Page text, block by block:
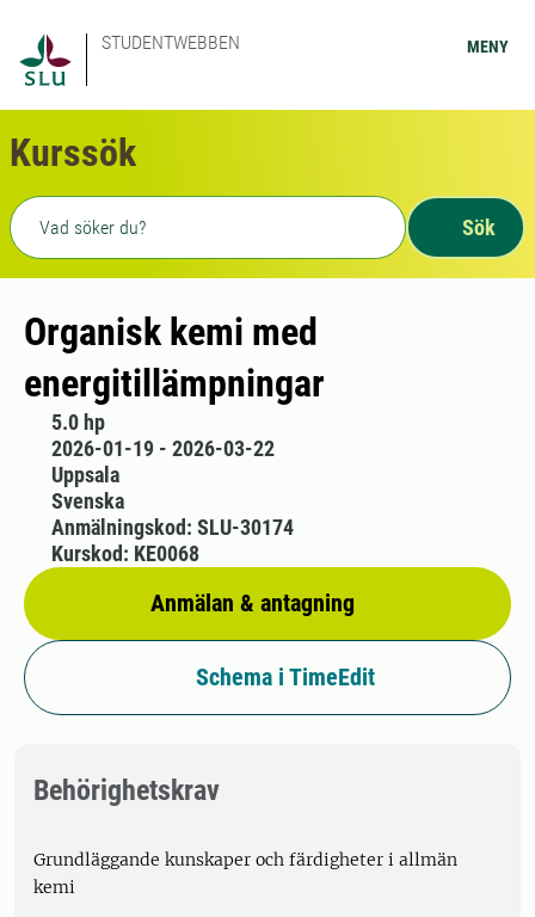
STUDENTWEBBEN MENY
Kurssök
Fritext sökning
Sök
Organisk kemi med
energitillämpningar
5.0 hp
2026-01-19 - 2026-03-22
Uppsala
Svenska
Anmälan & antagning
Anmälningskod: SLU-30174
Kurskod: KE0068
Schema i TimeEdit
Behörighetskrav
Grundläggande kunskaper och färdigheter i allmän
kemi